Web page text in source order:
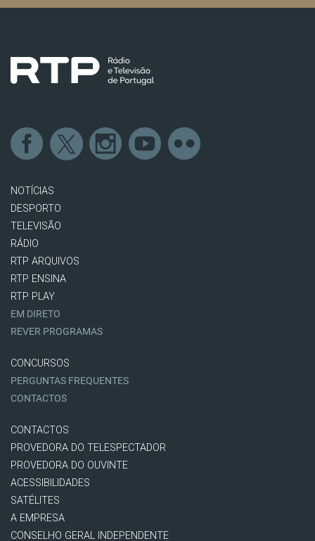
NOTÍCIAS
DESPORTO
TELEVISÃO
RÁDIO
RTP ARQUIVOS
RTP ENSINA
RTP PLAY
EM DIRETO
REVER PROGRAMAS
CONCURSOS
PERGUNTAS FREQUENTES
CONTACTOS
CONTACTOS
PROVEDORA DO TELESPECTADOR
PROVEDORA DO OUVINTE
ACESSIBILIDADES
SATÉLITES
A EMPRESA
CONSELHO GERAL INDEPENDENTE